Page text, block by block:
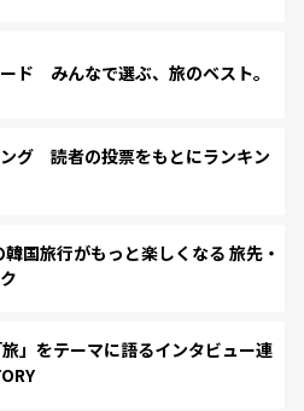
ド みんなで選ぶ、旅のベスト。
グ 読者の投票をもとにランキン
国旅行がもっと楽しくなる 旅先・
」をテーマに語るインタビュー連